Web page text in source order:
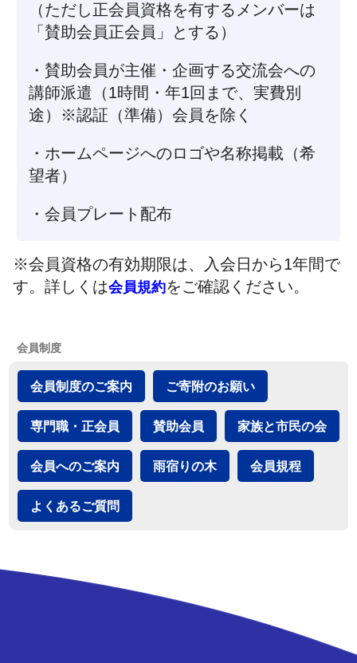
（ただし正会員資格を有するメンバーは
「賛助会員正会員」とする）
・賛助会員が主催・企画する交流会への
講師派遣（1時間・年1回まで、実費別
途）※認証（準備）会員を除く
・ホームページへのロゴや名称掲載（希
望者）
・会員プレート配布
※会員資格の有効期限は、入会日から1年間で
す。詳しくは会員規約をご確認ください。
会員制度
会員制度のご案内 ご寄附のお願い
専門職・正会員 賛助会員 家族と市民の会
会員へのご案内 雨宿りの木 会員規程
よくあるご質問